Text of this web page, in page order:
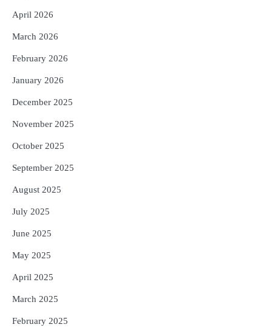
5
April 2026
March 2026
February 2026
January 2026
December 2025
November 2025
October 2025
September 2025
August 2025
July 2025
June 2025
May 2025
April 2025
March 2025
February 2025